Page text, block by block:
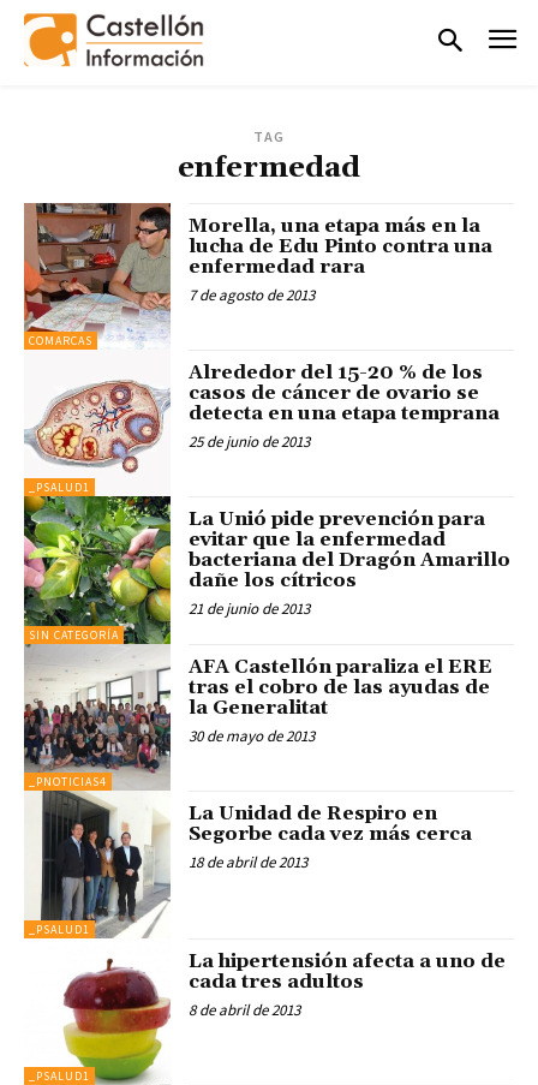
TAG
enfermedad
COMARCAS
Morella, una etapa más en la
lucha de Edu Pinto contra una
enfermedad rara
7 de agosto de 2013
_PSALUD1
Alrededor del 15-20 % de los
casos de cáncer de ovario se
detecta en una etapa temprana
25 de junio de 2013
SIN CATEGORÍA
La Unió pide prevención para
evitar que la enfermedad
bacteriana del Dragón Amarillo
dañe los cítricos
21 de junio de 2013
_PNOTICIAS4
AFA Castellón paraliza el ERE
tras el cobro de las ayudas de
la Generalitat
30 de mayo de 2013
_PSALUD1
La Unidad de Respiro en
Segorbe cada vez más cerca
18 de abril de 2013
_PSALUD1
La hipertensión afecta a uno de
cada tres adultos
8 de abril de 2013